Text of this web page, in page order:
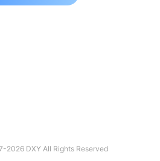
2026 DXY All Rights Reserved